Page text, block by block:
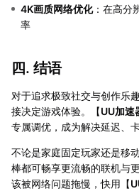
4K画质网络优化：在高分
率
四. 结语
对于追求极致社交与创作乐
接决定游戏体验。【UU加速
专属调优，成为解决延迟、
不论是家庭固定玩家还是移
棒都可畅享更流畅的联机与
该被网络问题拖慢，快用【